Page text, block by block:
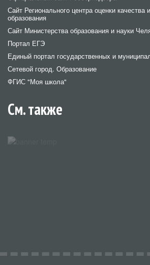
Сайт Регионального центра оценки
образования
Сайт Министерства образования и науки
Портал ЕГЭ
Единый портал государственных и
Сетевой город. Образование
ФГИС "Моя школа"
См. также